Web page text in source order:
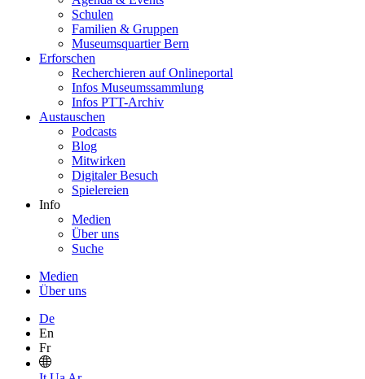
Schulen
Familien & Gruppen
Museumsquartier Bern
Erforschen
Recherchieren auf Onlineportal
Infos Museumssammlung
Infos PTT-Archiv
Austauschen
Podcasts
Blog
Mitwirken
Digitaler Besuch
Spielereien
Info
Medien
Über uns
Suche
Medien
Über uns
De
En
Fr